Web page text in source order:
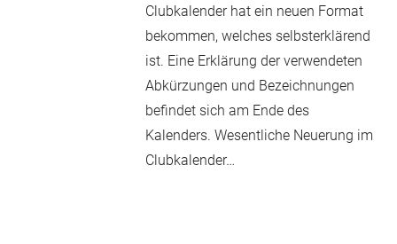
Clubkalender hat ein neuen Format
bekommen, welches selbsterklärend
ist. Eine Erklärung der verwendeten
Abkürzungen und Bezeichnungen
befindet sich am Ende des
Kalenders. Wesentliche Neuerung im
Clubkalender…